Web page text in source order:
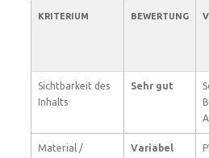
KRITERIUM BEWERTUNG
Sichtbarkeit des
Inhalts
Sehr gut
Material /
Variabel